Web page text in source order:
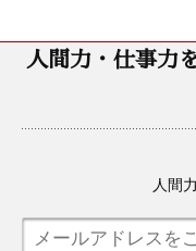
人間力・仕事力
人間